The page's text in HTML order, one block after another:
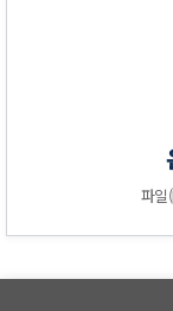
파